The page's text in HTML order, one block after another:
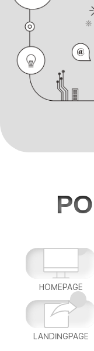
PO
HOMEPAGE
LANDINGPAGE